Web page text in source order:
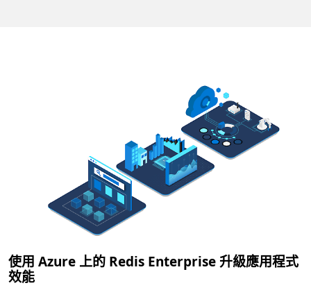
使用 Azure 上的 Redis Enterprise 升級應用程式
效能